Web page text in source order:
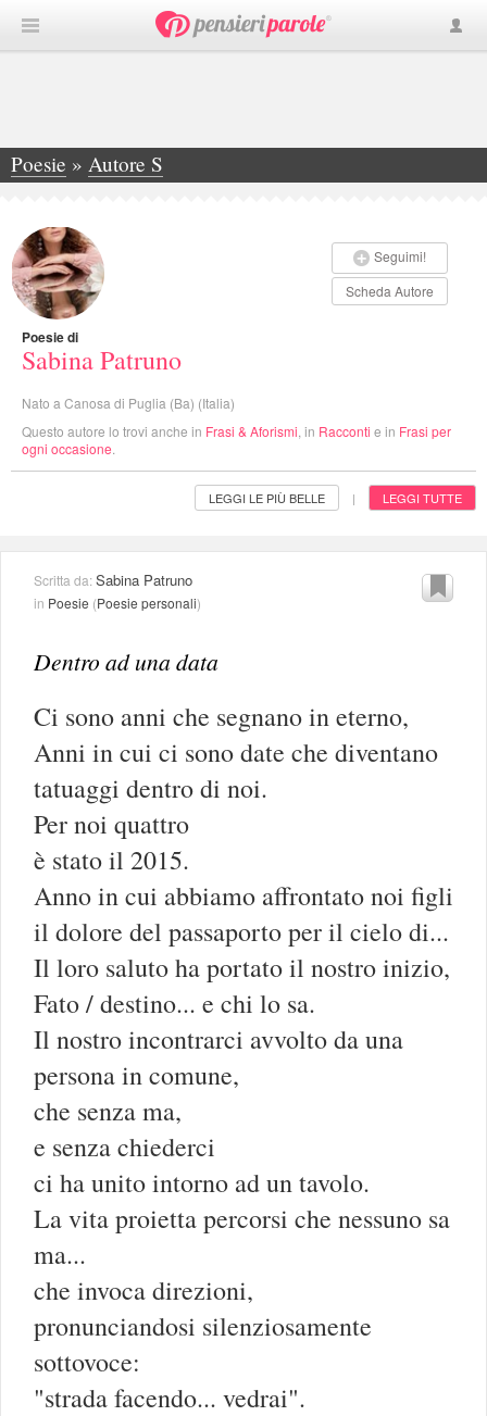
Poesie » Autore S
»Sabina Patruno
Seguimi!
Scheda Autore
Poesie di
Sabina Patruno
Nato a Canosa di Puglia (Ba) (Italia)
Questo autore lo trovi anche in Frasi & Aforismi , in Racconti e in Frasi per
ogni occasione
LEGGI LE PIÙ BELLE | LEGGI TUTTE
Scritta da:Sabina Patruno
in Poesie (Poesie personali)
Dentro ad una data
Ci sono anni che segnano in eterno,
Anni in cui ci sono date che diventano
tatuaggi dentro di noi.
Per noi quattro
è stato il 2015.
Anno in cui abbiamo affrontato noi figli
il dolore del passaporto per il cielo di...
Il loro saluto ha portato il nostro inizio,
Fato / destino... e chi lo sa.
Il nostro incontrarci avvolto da una
persona in comune,
che senza ma,
e senza chiederci
ci ha unito intorno ad un tavolo.
La vita proietta percorsi che nessuno sa
ma...
che invoca direzioni,
pronunciandosi silenziosamente
sottovoce:
"strada facendo... vedrai".